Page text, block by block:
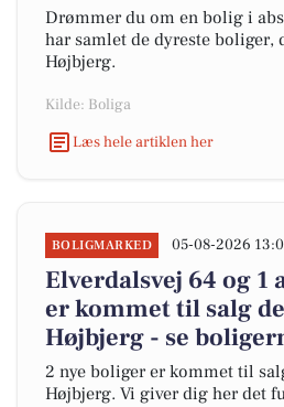
Drømmer du om en bolig i
har samlet de dyreste boliger,
Højbjerg.
Kilde: Boliga
Læs hele artiklen her
BOLIGMARKED 05-08-2026
Elverdalsvej 64 og 1
er kommet til salg
Højbjerg - se
2 nye boliger er kommet til
Højbjerg. Vi giver dig her det